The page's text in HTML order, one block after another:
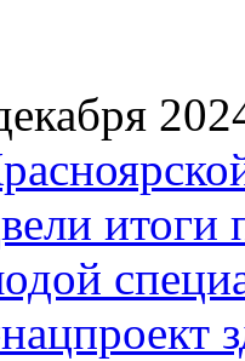
итоги